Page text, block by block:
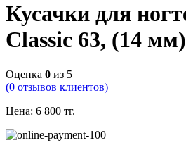
Кусачки для
Classic 63, (14 мм)
Оценка 0 из 5
(0 отзывов клиентов)
Цена: 6 800 тг.